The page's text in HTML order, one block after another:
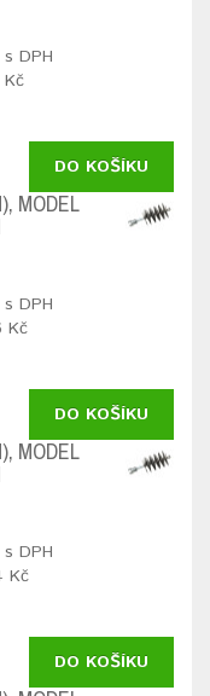
DPH
Kč
DO KOŠÍKU
MODEL
DPH
Kč
DO KOŠÍKU
MODEL
DPH
Kč
DO KOŠÍKU